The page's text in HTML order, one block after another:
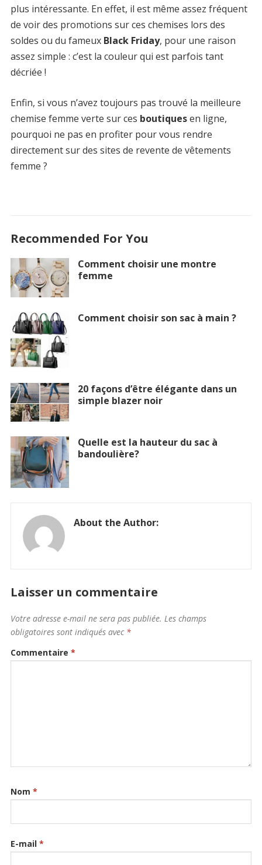
plus intéressante. En effet, il est même assez fréquent
de voir des promotions sur ces chemises lors des
soldes ou du fameux Black Friday, pour une raison
assez simple : c’est la couleur qui est parfois tant
décriée !
Enfin, si vous n’avez toujours pas trouvé la meilleure
chemise femme verte sur ces boutiquesen ligne,
pourquoi ne pas en profiter pour vous rendre
directement sur des sites de revente de vêtements
femme ?
Recommended For You
Comment choisir une montre
femme
Comment choisir son sac à main ?
20 façons d’être élégante dans un
simple blazer noir
Quelle est la hauteur du sac à
bandoulière?
About the Author:
Laisser un commentaire
Votre adresse e-mail ne sera pas publiée. Les champs
obligatoires sont indiqués avec *
Commentaire *
Nom *
E-mail *